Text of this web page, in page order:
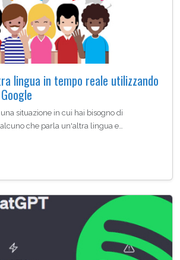
lingua in tempo reale utilizzando
situazione in cui hai bisogno di
che parla un'altra lingua e…